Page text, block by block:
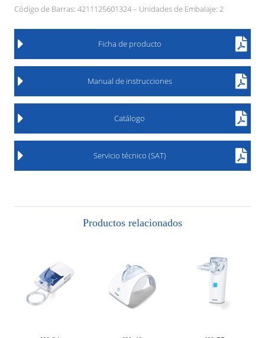
Código de Barras: 4211125601324 – Unidades de Embalaje: 2
Ficha de producto
Manual de instrucciones
Catálogo
Servicio técnico (SAT)
Productos relacionados